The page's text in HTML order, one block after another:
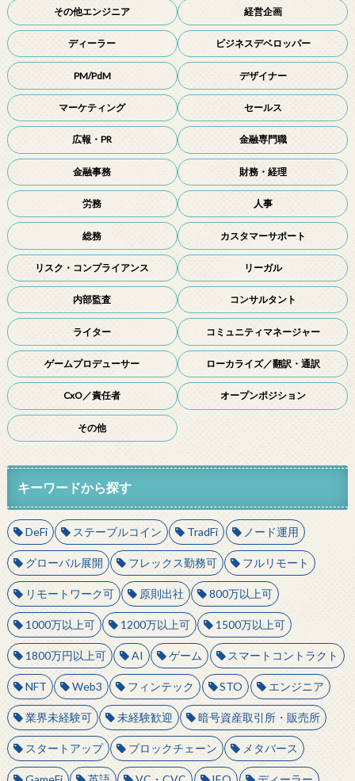
その他エンジニア 経営企画
ディーラー ビジネスデベロッパー
PM/PdM デザイナー
マーケティング セールス
広報・PR 金融専門職
金融事務 財務・経理
労務 人事
総務 カスタマーサポート
リスク・コンプライアンス リーガル
内部監査 コンサルタント
ライター コミュニティマネージャー
ゲームプロデューサー ローカライズ／翻訳・通訳
CxO／責任者 オープンポジション
その他
キーワードから探す
DeFi ステーブルコイン TradFi ノード運用
グローバル展開 フレックス勤務可 フルリモート
リモートワーク可 原則出社 800万以上可
1000万以上可 1200万以上可 1500万以上可
1800万円以上可 AI ゲーム スマートコントラクト
NFT Web3 フィンテック STO エンジニア
業界未経験可 未経験歓迎 暗号資産取引所・販売所
スタートアップ ブロックチェーン メタバース